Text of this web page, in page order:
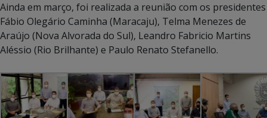
Ainda em março, foi realizada a reunião com os presidentes
Fábio Olegário Caminha (Maracaju), Telma Menezes de
Araújo (Nova Alvorada do Sul), Leandro Fabricio Martins
Aléssio (Rio Brilhante) e Paulo Renato Stefanello.